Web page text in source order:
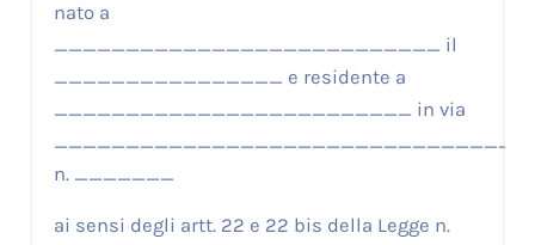
nato a
___________________________ il
________________ e residente a
_________________________ in via
n. _______
ai sensi degli artt. 22 e 22 bis della Legge n.